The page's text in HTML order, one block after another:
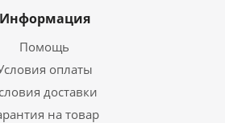
Информация
Помощь
оплаты
доставки
на товар